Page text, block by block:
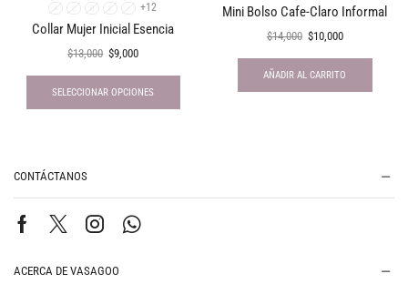
A C D E +12
Collar Mujer Inicial Esencia
$13,000 $9,000
SELECCIONAR OPCIONES
Mini Bolso Cafe-Claro Informal
$14,000 $10,000
AÑADIR AL CARRITO
CONTÁCTANOS
ACERCA DE VASAGOO